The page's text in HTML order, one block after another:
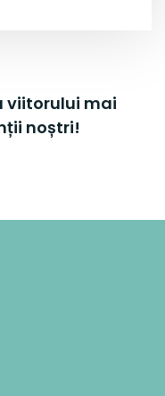
viitorului mai
noștri!